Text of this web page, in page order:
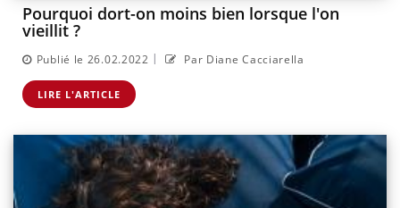
Pourquoi dort-on moins bien lorsque l'on
vieillit ?
Publié le 26.02.2022 | Par Diane Cacciarella
LIRE L'ARTICLE